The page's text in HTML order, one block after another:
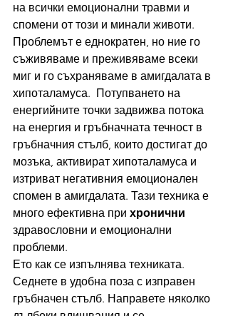
на всички емоционални травми и
спомени от този и минали животи.
Проблемът е еднократен, но ние го
съживяваме и преживяваме всеки
миг и го съхраняваме в амигдалата в
хипоталамуса.  Потупването на
енергийните точки задвижва потока
на енергия и гръбначната течност в
гръбначния стълб, които достигат до
мозъка, активират хипоталамуса и
изтриват негативния емоционален
спомен в амигдалата. Тази техника е
много ефективна при хронични
здравословни и емоционални
проблеми.
Ето как се изпълнява техниката.
Седнете в удобна поза с изправен
гръбначен стълб. Направете няколко